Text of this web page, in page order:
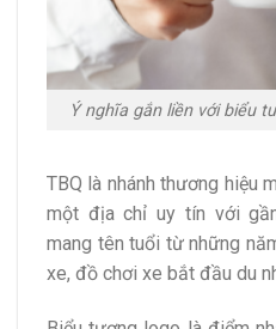
Ý nghĩa gắn liền với biểu
TBQ là nhánh thương hiệu
một địa chỉ uy tín với
mang tên tuổi từ những
xe, đồ chơi xe bắt đầu du